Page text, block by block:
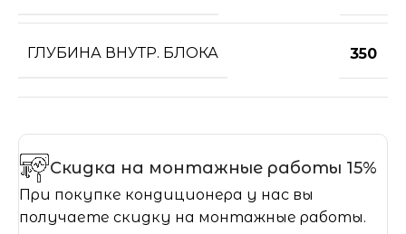
ГЛУБИНА ВНУТР. БЛОКА 350
Скидка на монтажные работы 15%
При покупке кондиционера у нас вы
получаете скидку на монтажные работы.